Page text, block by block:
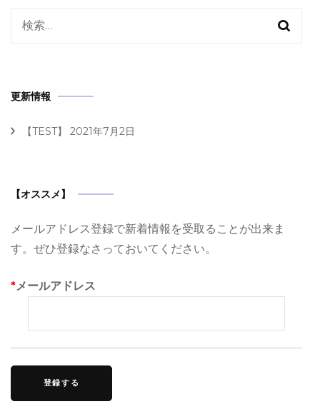
検
更新情報
【TEST】 2021年7月2日
【オススメ】
メールアドレス登録で新着情報を受取ることが出来ま
す。ぜひ登録なさっておいてください。
*メールアドレス